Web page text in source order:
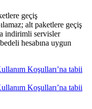
geçiş
alt paketlere geçiş
indirimli servisler
hesabına uygun
Koşulları’na tabii
Koşulları’na tabii